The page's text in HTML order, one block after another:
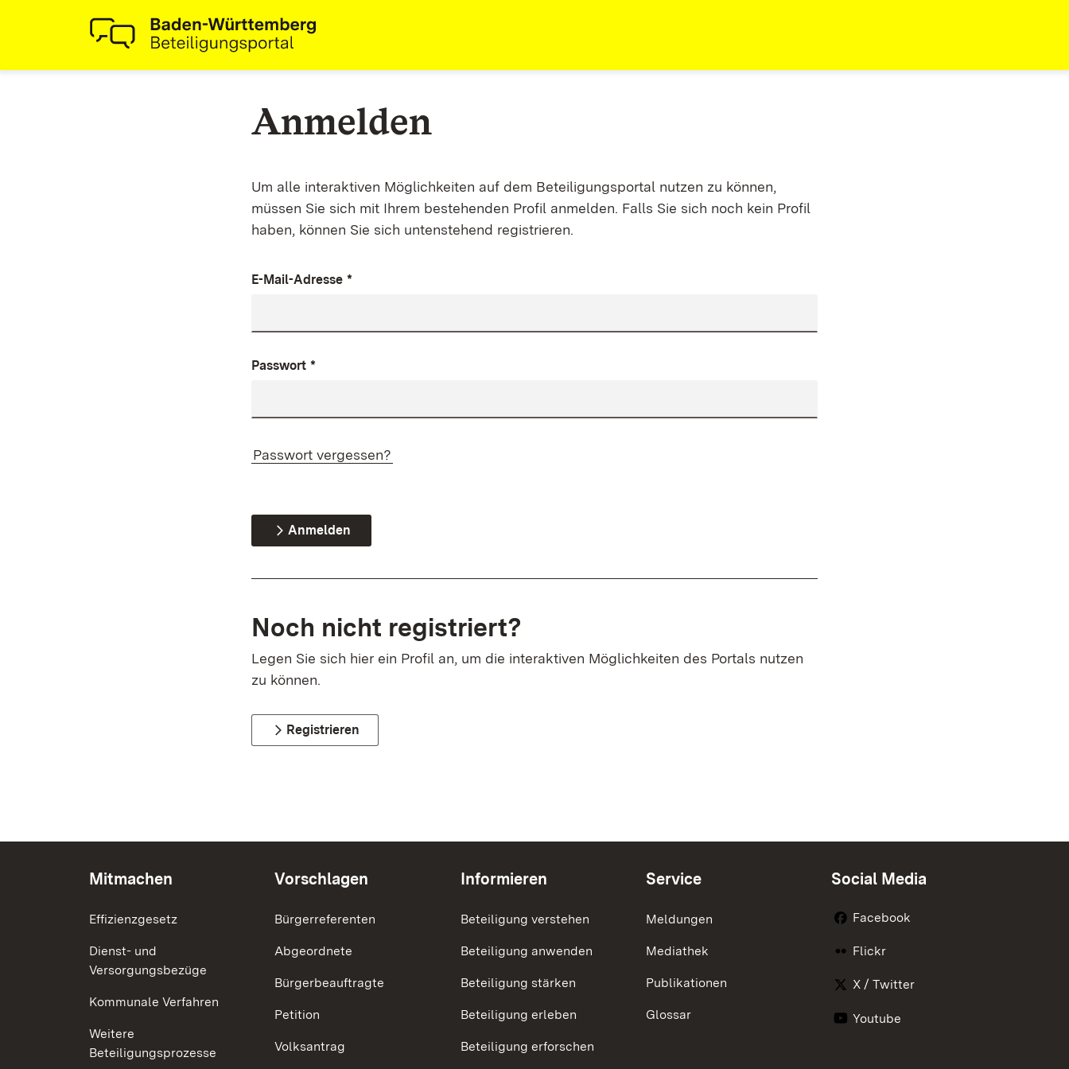
Anmelden
Um alle interaktiven Möglichkeiten auf dem Beteiligungsportal nutzen zu können,
müssen Sie sich mit Ihrem bestehenden Profil anmelden. Falls Sie sich noch kein Profil
haben, können Sie sich untenstehend registrieren.
E-Mail-Adresse *
Passwort *
Passwort vergessen?
Anmelden
Noch nicht registriert?
Legen Sie sich hier ein Profil an, um die interaktiven Möglichkeiten des Portals nutzen
zu können.
Registrieren
Mitmachen
Effizienzgesetz
Dienst- und
Versorgungsbezüge
Kommunale Verfahren
Weitere
Beteiligungsprozesse
Vorschlagen
Bürgerreferenten
Abgeordnete
Bürgerbeauftragte
Petition
Volksantrag
Informieren
Beteiligung verstehen
Beteiligung anwenden
Beteiligung stärken
Beteiligung erleben
Beteiligung erforschen
Service
Meldungen
Mediathek
Publikationen
Glossar
Social Media
Facebook
Flickr
X / Twitter
Youtube